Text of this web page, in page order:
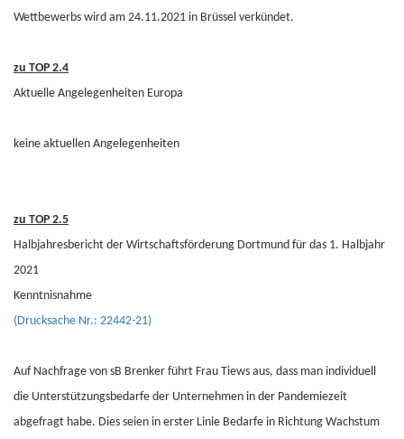
Wettbewerbs wird am 24.11.2021 in Brüssel verkündet.
zu TOP 2.4
Aktuelle Angelegenheiten Europa
keine aktuellen Angelegenheiten
zu TOP 2.5
Halbjahresbericht der Wirtschaftsförderung Dortmund für das 1. Halbjahr
2021
Kenntnisnahme
(Drucksache Nr.: 22442-21)
Auf Nachfrage von sB Brenker führt Frau Tiews aus, dass man individuell
die Unterstützungsbedarfe der Unternehmen in der Pandemiezeit
abgefragt habe. Dies seien in erster Linie Bedarfe in Richtung Wachstum